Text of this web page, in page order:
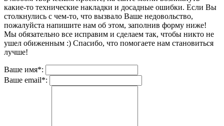
какие-то технические накладки и досадные ошибки. Если Вы
столкнулись с чем-то, что вызвало Ваше недовольство,
пожалуйста напишите нам об этом, заполнив форму ниже!
Мы обязательно все исправим и сделаем так, чтобы никто не
ушел обиженным :) Спасибо, что помогаете нам становиться
лучше!
Ваше имя*:
Ваше email*: